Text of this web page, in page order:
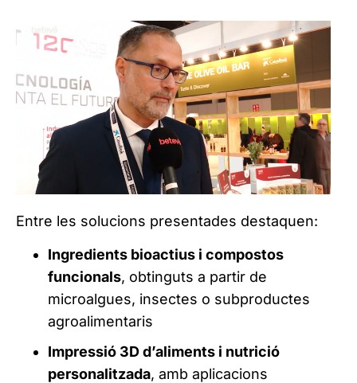
Entre les solucions presentades destaquen:
Ingredients bioactius i compostos
funcionals, obtinguts a partir de
microalgues, insectes o subproductes
agroalimentaris
Impressió 3D d’aliments i nutrició
personalitzada, amb aplicacions